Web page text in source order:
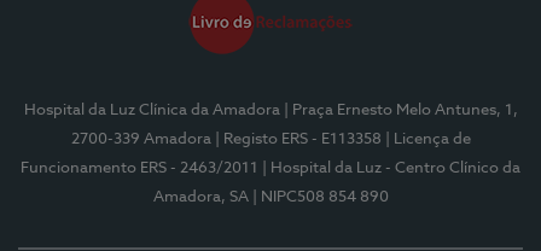
Hospital da Luz Clínica da Amadora
| Praça Ernesto Melo Antunes, 1,
2700-339 Amadora
| Registo ERS - E113358
| Licença de
Funcionamento ERS - 2463/2011
| Hospital da Luz - Centro Clínico da
Amadora, SA
| NIPC508 854 890